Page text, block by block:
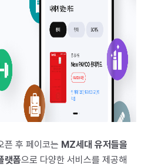
픈 후 페이코는 MZ세대 유저들을
랫폼으로 다양한 서비스를 제공해